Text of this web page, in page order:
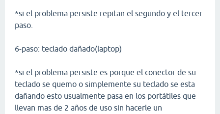
*si el problema persiste repitan el segundo y el tercer
paso.
6-paso: teclado dañado(laptop)
*si el problema persiste es porque el conector de su
teclado se quemo o simplemente su teclado se esta
dañando esto usualmente pasa en los portátiles que
llevan mas de 2 años de uso sin hacerle un